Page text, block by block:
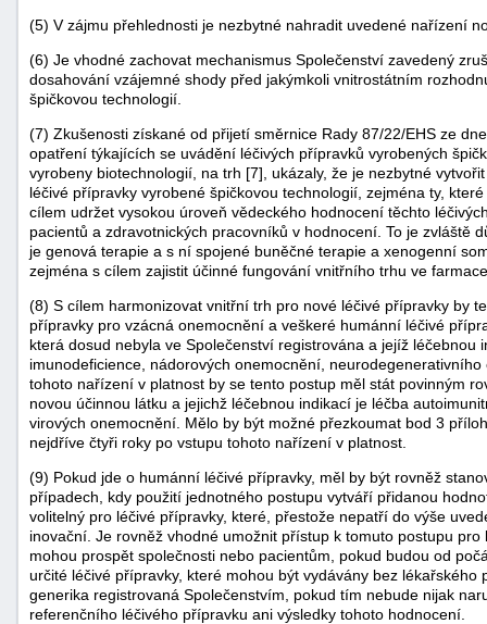
(5) V zájmu přehlednosti je nezbytné nahradit uvedené nařízení
(6) Je vhodné zachovat mechanismus Společenství zavedený
dosahování vzájemné shody před jakýmkoli vnitrostátním
špičkovou technologií.
(7) Zkušenosti získané od přijetí směrnice Rady 87/22/EHS ze
opatření týkajících se uvádění léčivých přípravků vyrobených
vyrobeny biotechnologií, na trh [7], ukázaly, že je nezbytné
léčivé přípravky vyrobené špičkovou technologií, zejména ty,
cílem udržet vysokou úroveň vědeckého hodnocení těchto
pacientů a zdravotnických pracovníků v hodnocení. To je zvláště
je genová terapie a s ní spojené buněčné terapie a xenogenní
zejména s cílem zajistit účinné fungování vnitřního trhu ve
(8) S cílem harmonizovat vnitřní trh pro nové léčivé přípravky by
přípravky pro vzácná onemocnění a veškeré humánní léčivé
která dosud nebyla ve Společenství registrována a jejíž léčebnou
imunodeficience, nádorových onemocnění,
tohoto nařízení v platnost by se tento postup měl stát povinným
novou účinnou látku a jejichž léčebnou indikací je léčba
virových onemocnění. Mělo by být možné přezkoumat bod 3
nejdříve čtyři roky po vstupu tohoto nařízení v platnost.
(9) Pokud jde o humánní léčivé přípravky, měl by být rovněž
případech, kdy použití jednotného postupu vytváří přidanou
volitelný pro léčivé přípravky, které, přestože nepatří do výše
inovační. Je rovněž vhodné umožnit přístup k tomuto postupu
mohou prospět společnosti nebo pacientům, pokud budou od
určité léčivé přípravky, které mohou být vydávány bez
generika registrovaná Společenstvím, pokud tím nebude nijak
referenčního léčivého přípravku ani výsledky tohoto hodnocení.
+náhrady
-
náhrady